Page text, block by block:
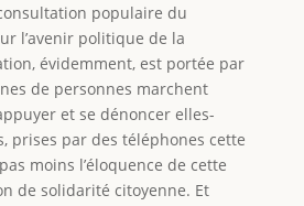
populaire du
l’avenir politique de la
évidemment, est portée par
de personnes marchent
et se dénoncer elles-
prises par des téléphones cette
moins l’éloquence de cette
de solidarité citoyenne. Et